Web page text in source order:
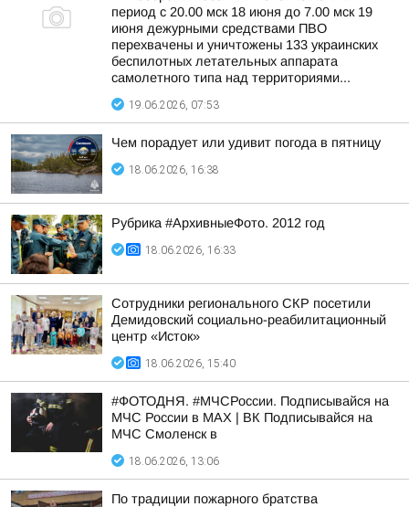
период с 20.00 мск 18 июня до 7.00 мск 19
июня дежурными средствами ПВО
перехвачены и уничтожены 133 украинских
беспилотных летательных аппарата
самолетного типа над территориями...
19.06.2026, 07:53
Чем порадует или удивит погода в пятницу
18.06.2026, 16:38
Рубрика #АрхивныеФото. 2012 год
18.06.2026, 16:33
Сотрудники регионального СКР посетили
Демидовский социально-реабилитационный
центр «Исток»
18.06.2026, 15:40
#ФОТОДНЯ. #МЧСРоссии. Подписывайся на
МЧС России в MAX | ВК Подписывайся на
МЧС Смоленск в
18.06.2026, 13:06
По традиции пожарного братства